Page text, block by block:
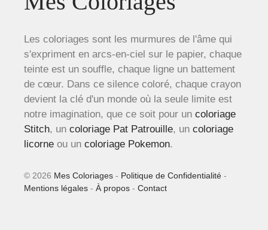
Les coloriages sont les murmures de l'âme qui
s'expriment en arcs-en-ciel sur le papier, chaque
teinte est un souffle, chaque ligne un battement
de cœur. Dans ce silence coloré, chaque crayon
devient la clé d'un monde où la seule limite est
notre imagination, que ce soit pour un coloriage
Stitch, un coloriage Pat Patrouille, un coloriage
licorne ou un coloriage Pokemon.
© 2026 Mes Coloriages - Politique de Confidentialité -
Mentions légales - À propos - Contact